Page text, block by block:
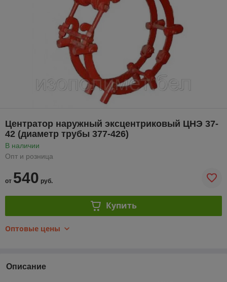
Центратор наружный эксцентриковый ЦНЭ 37-
42 (диаметр трубы 377-426)
В наличии
Опт и розница
от 540 руб.
Купить
Оптовые цены
Описание